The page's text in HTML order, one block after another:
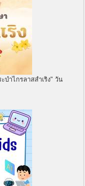
บำไกรลาสสำเริง" วัน